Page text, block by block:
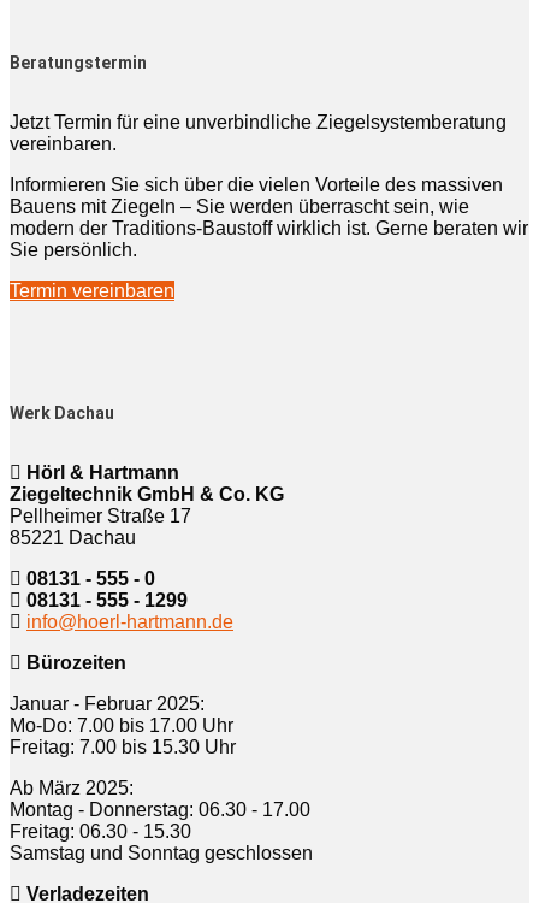
Beratungstermin
Jetzt Termin für eine unverbindliche Ziegelsystemberatung
vereinbaren.
Informieren Sie sich über die vielen Vorteile des massiven
Bauens mit Ziegeln – Sie werden überrascht sein, wie
modern der Traditions-Baustoff wirklich ist. Gerne beraten wir
Sie persönlich.
Termin vereinbaren
Werk Dachau
Hörl & Hartmann
Ziegeltechnik GmbH & Co. KG
Pellheimer Straße 17
85221 Dachau
08131 - 555 - 0
08131 - 555 - 1299
info@hoerl-hartmann.de
Bürozeiten
Januar - Februar 2025:
Mo-Do: 7.00 bis 17.00 Uhr
Freitag: 7.00 bis 15.30 Uhr
Ab März 2025:
Montag - Donnerstag: 06.30 - 17.00
Freitag: 06.30 - 15.30
Samstag und Sonntag geschlossen
Verladezeiten